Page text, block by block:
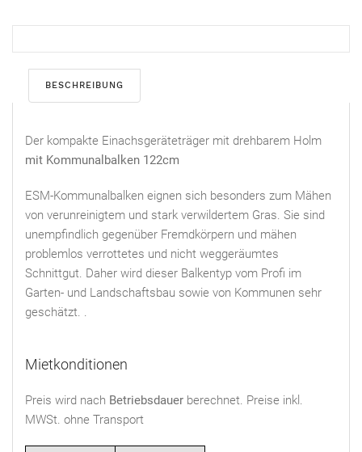
BESCHREIBUNG
Der kompakte Einachsgeräteträger mit drehbarem Holm
mit Kommunalbalken 122cm
ESM-Kommunalbalken eignen sich besonders zum Mähen
von verunreinigtem und stark verwildertem Gras. Sie sind
unempfindlich gegenüber Fremdkörpern und mähen
problemlos verrottetes und nicht weggeräumtes
Schnittgut. Daher wird dieser Balkentyp vom Profi im
Garten- und Landschaftsbau sowie von Kommunen sehr
geschätzt. .
Mietkonditionen
Preis wird nach Betriebsdauer berechnet. Preise inkl.
MWSt. ohne Transport